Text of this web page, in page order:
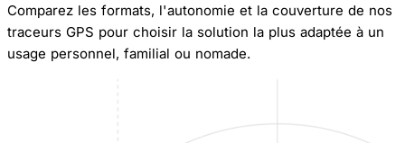
Comparez les formats, l'autonomie et la couverture de nos
traceurs GPS pour choisir la solution la plus adaptée à un
usage personnel, familial ou nomade.